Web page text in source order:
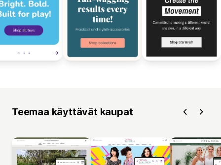
Teemaa käyttävät kaupat